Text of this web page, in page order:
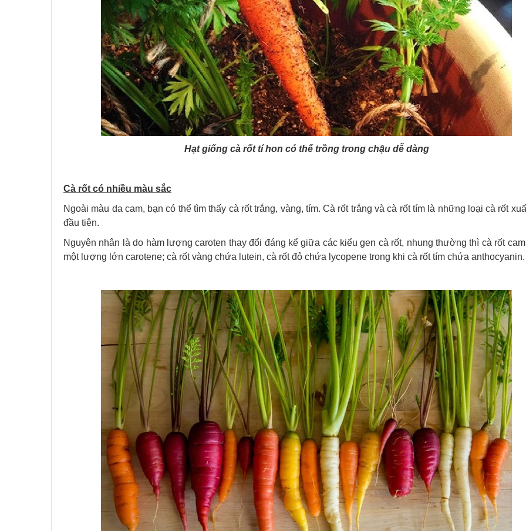
Hạt giống cà rốt tí hon có thể trồng trong chậu dễ dàng
Cà rốt có nhiều màu sắc
Ngoài màu da cam, bạn có thể tìm thấy cà rốt trắng, vàng, tím. Cà rốt trắng và cà rốt tím là những loại cà rốt
đầu tiên.
Nguyên nhân là do hàm lượng caroten thay đổi đáng kể giữa các kiểu gen cà rốt, nhung thường thì cà rốt
một lượng lớn carotene; cà rốt vàng chứa lutein, cà rốt đỏ chứa lycopene trong khi cà rốt tím chứa anthocyanin.